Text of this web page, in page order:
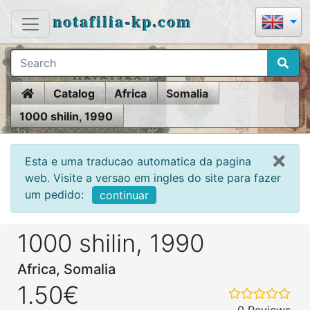
notafilia-kp.com
HomeCatalog Africa
Somalia
1000 shilin, 1990
Esta e uma traducao automatica da pagina
web. Visite a versao em ingles do site para fazer
um pedido:
continuar
1000 shilin, 1990
Africa, Somalia
1.50€